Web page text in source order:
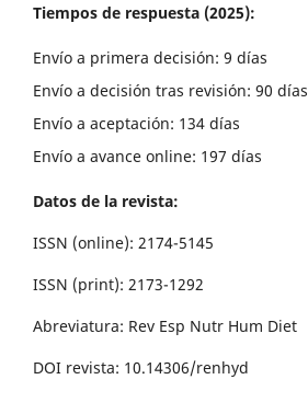
Tiempos de respuesta (2025):
Envío a primera decisión: 9 días
Envío a decisión tras revisión: 90 días
Envío a aceptación: 134 días
Envío a avance online: 197 días
Datos de la revista:
ISSN (online): 2174-5145
ISSN (print): 2173-1292
Abreviatura: Rev Esp Nutr Hum Diet
DOI revista: 10.14306/renhyd